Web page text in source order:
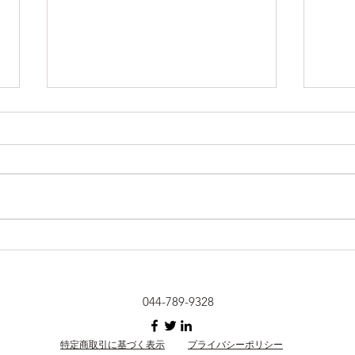
6月限定のキャンペーン
044-789-9328
特定商取引に基づく表示 プライバシーポリシー